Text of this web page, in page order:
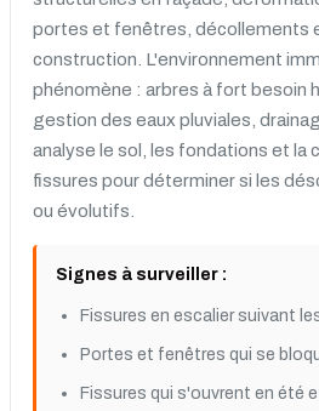
portes et fenêtres, décollements
construction. L'environnement
phénomène : arbres à fort besoin
gestion des eaux pluviales,
analyse le sol, les fondations et la
fissures pour déterminer si les
ou évolutifs.
Signes à surveiller :
Fissures en escalier suivant
Portes et fenêtres qui se
Fissures qui s'ouvrent en été